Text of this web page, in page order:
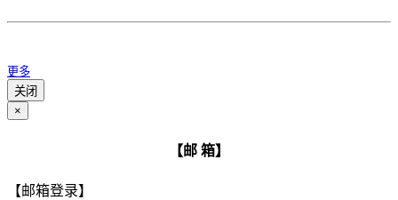
更多
关闭
×
【邮 箱】
【邮箱登录】